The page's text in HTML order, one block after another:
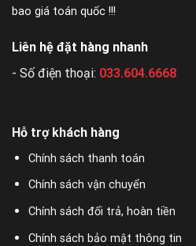
bao giá toán quốc !!!
Liên hệ đặt hàng nhanh
- Số điện thoại: 033.604.6668
Hỗ trợ khách hàng
Chính sách thanh toán
Chính sách vận chuyển
Chính sách đổi trả, hoàn tiền
Chính sách bảo mật thông tin